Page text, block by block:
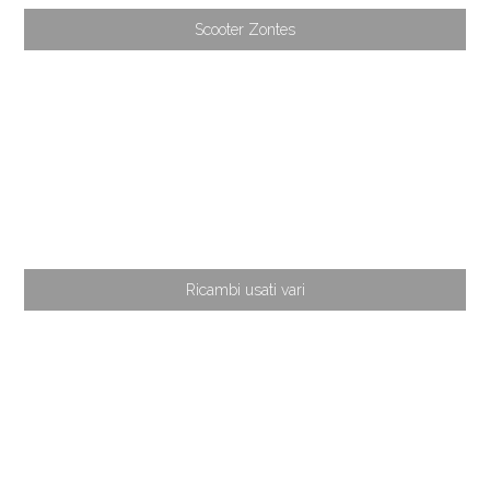
Scooter Zontes
Ricambi usati vari